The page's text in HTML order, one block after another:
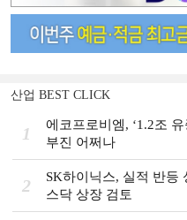
산업 BEST CLICK
1
에코프로비엠, ‘1.2조
부진 어쩌나
2
SK하이닉스, 실적 반등
스닥 상장 검토